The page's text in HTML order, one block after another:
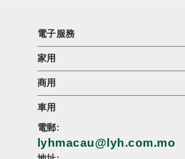
電子服務
家用
商用
車用
電郵:
lyhmacau@lyh.com.mo